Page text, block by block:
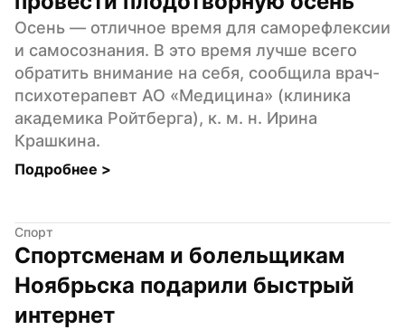
Осень — отличное время для саморефлексии
и самосознания. В это время лучше всего
обратить внимание на себя, сообщила врач-
психотерапевт АО «Медицина» (клиника
академика Ройтберга), к. м. н. Ирина
Крашкина.
Подробнее >
Спорт
Спортсменам и болельщикам
Ноябрьска подарили быстрый
интернет